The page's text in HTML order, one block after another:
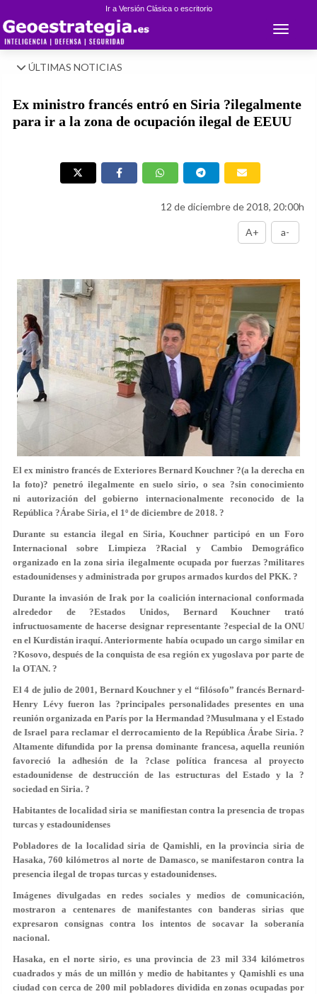
Ir a Versión Clásica o escritorio
Toggle
ÚLTIMAS NOTICIAS
Ex ministro francés entró en Siria ?ilegalmente
para ir a la zona de ocupación ilegal de EEUU
12 de diciembre de 2018, 20:00h
A+ a-
El ex ministro francés de Exteriores Bernard Kouchner ?(a la derecha en
la foto)? penetró ilegalmente en suelo sirio, o sea ?sin conocimiento
ni autorización del gobierno internacionalmente reconocido de la
República ?Árabe Siria, el 1º de diciembre de 2018. ?
Durante su estancia ilegal en Siria, Kouchner participó en un Foro
Internacional sobre Limpieza ?Racial y Cambio Demográfico
organizado en la zona siria ilegalmente ocupada por fuerzas ?militares
estadounidenses y administrada por grupos armados kurdos del PKK. ?
Durante la invasión de Irak por la coalición internacional conformada
alrededor de ?Estados Unidos, Bernard Kouchner trató
infructuosamente de hacerse designar representante ?especial de la ONU
en el Kurdistán iraquí. Anteriormente había ocupado un cargo similar en
?Kosovo, después de la conquista de esa región ex yugoslava por parte de
la OTAN. ?
El 4 de julio de 2001, Bernard Kouchner y el “filósofo” francés Bernard-
Henry Lévy fueron las ?principales personalidades presentes en una
reunión organizada en París por la Hermandad ?Musulmana y el Estado
de Israel para reclamar el derrocamiento de la República Árabe Siria. ?
Altamente difundida por la prensa dominante francesa, aquella reunión
favoreció la adhesión de la ?clase política francesa al proyecto
estadounidense de destrucción de las estructuras del Estado y la ?
sociedad en Siria. ?
Habitantes de localidad siria se manifiestan contra la presencia de tropas
turcas y estadounidenses
Pobladores de la localidad siria de Qamishli, en la provincia siria de
Hasaka, 760 kilómetros al norte de Damasco, se manifestaron contra la
presencia ilegal de tropas turcas y estadounidenses.
Imágenes divulgadas en redes sociales y medios de comunicación,
mostraron a centenares de manifestantes con banderas sirias que
expresaron consignas contra los intentos de socavar la soberanía
nacional.
Hasaka, en el norte sirio, es una provincia de 23 mil 334 kilómetros
cuadrados y más de un millón y medio de habitantes y Qamishli es una
ciudad con cerca de 200 mil pobladores dividida en zonas ocupadas por